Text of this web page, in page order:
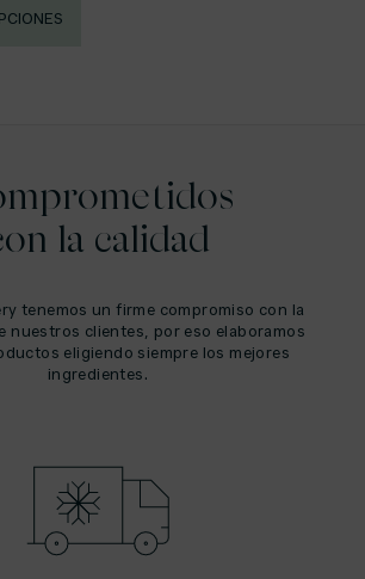
la calidad
tenemos un firme compromiso con la
nuestros clientes, por eso elaboramos
eligiendo siempre los mejores
ingredientes.